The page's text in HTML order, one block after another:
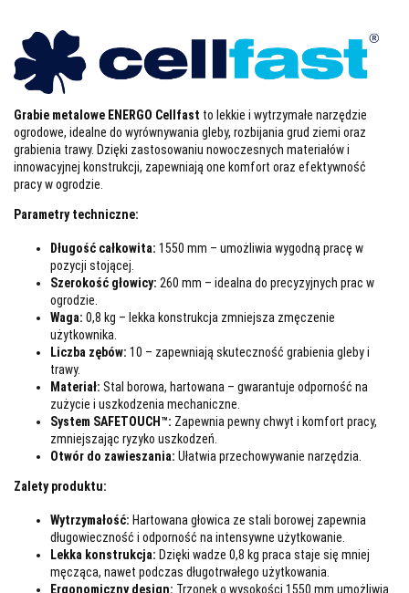
Grabie metalowe ENERGO Cellfast to lekkie i wytrzymałe narzędzie
ogrodowe, idealne do wyrównywania gleby, rozbijania grud ziemi oraz
grabienia trawy. Dzięki zastosowaniu nowoczesnych materiałów i
innowacyjnej konstrukcji, zapewniają one komfort oraz efektywność
pracy w ogrodzie.
Parametry techniczne:
Długość całkowita: 1550 mm – umożliwia wygodną pracę w
pozycji stojącej.
Szerokość głowicy: 260 mm – idealna do precyzyjnych prac w
ogrodzie.
Waga: 0,8 kg – lekka konstrukcja zmniejsza zmęczenie
użytkownika.
Liczba zębów: 10 – zapewniają skuteczność grabienia gleby i
trawy.
Materiał: Stal borowa, hartowana – gwarantuje odporność na
zużycie i uszkodzenia mechaniczne.
System SAFETOUCH™: Zapewnia pewny chwyt i komfort pracy,
zmniejszając ryzyko uszkodzeń.
Otwór do zawieszania: Ułatwia przechowywanie narzędzia.
Zalety produktu:
Wytrzymałość: Hartowana głowica ze stali borowej zapewnia
długowieczność i odporność na intensywne użytkowanie.
Lekka konstrukcja: Dzięki wadze 0,8 kg praca staje się mniej
męcząca, nawet podczas długotrwałego użytkowania.
Ergonomiczny design: Trzonek o wysokości 1550 mm umożliwia